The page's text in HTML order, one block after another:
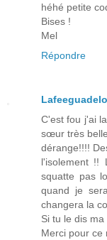
héhé petite
Bises !
Mel
Répondre
C'est fou j'ai
sœur très
dérange!!!!
l'isolement !!
squatte pas
quand je
changera la
Si tu le dis
Merci pour ce